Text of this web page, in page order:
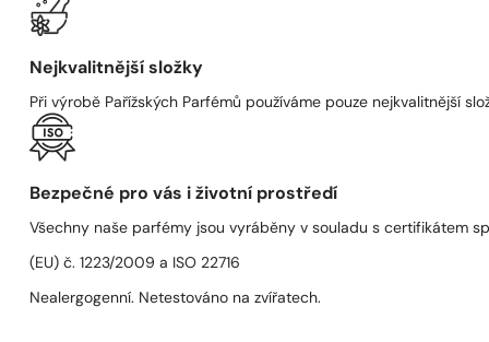
Nejkvalitnější složky
Při výrobě Pařížských Parfémů používáme pouze nejkvalitnější
Bezpečné pro vás i životní prostředí
Všechny naše parfémy jsou vyráběny v souladu s certifikátem
(EU) č. 1223/2009 a ISO 22716
Nealergogenní. Netestováno na zvířatech.